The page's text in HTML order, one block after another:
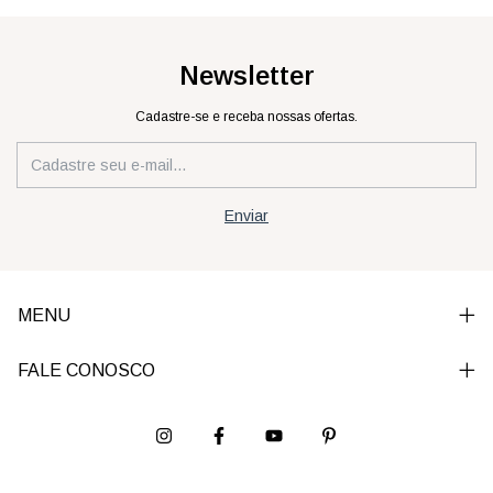
Newsletter
Cadastre-se e receba nossas ofertas.
MENU
FALE CONOSCO